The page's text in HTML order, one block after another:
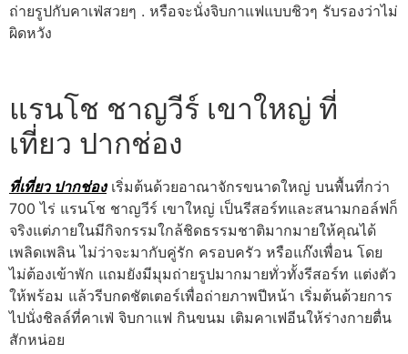
ถ่ายรูปกับคาเฟ่สวยๆ . หรือจะนั่งจิบกาแฟแบบชิวๆ รับรองว่าไม่
ผิดหวัง
แรนโช ชาญวีร์ เขาใหญ่ ที่
เที่ยว ปากช่อง
ที่เที่ยว ปากช่อง เริ่มต้นด้วยอาณาจักรขนาดใหญ่ บนพื้นที่กว่า
700 ไร่ แรนโช ชาญวีร์ เขาใหญ่ เป็นรีสอร์ทและสนามกอล์ฟก็
จริงแต่ภายในมีกิจกรรมใกล้ชิดธรรมชาติมากมายให้คุณได้
เพลิดเพลิน ไม่ว่าจะมากับคู่รัก ครอบครัว หรือแก๊งเพื่อน โดย
ไม่ต้องเข้าพัก แถมยังมีมุมถ่ายรูปมากมายทั่วทั้งรีสอร์ท แต่งตัว
ให้พร้อม แล้วรีบกดชัตเตอร์เพื่อถ่ายภาพปีหน้า เริ่มต้นด้วยการ
ไปนั่งชิลล์ที่คาเฟ่ จิบกาแฟ กินขนม เติมคาเฟอีนให้ร่างกายตื่น
สักหน่อย